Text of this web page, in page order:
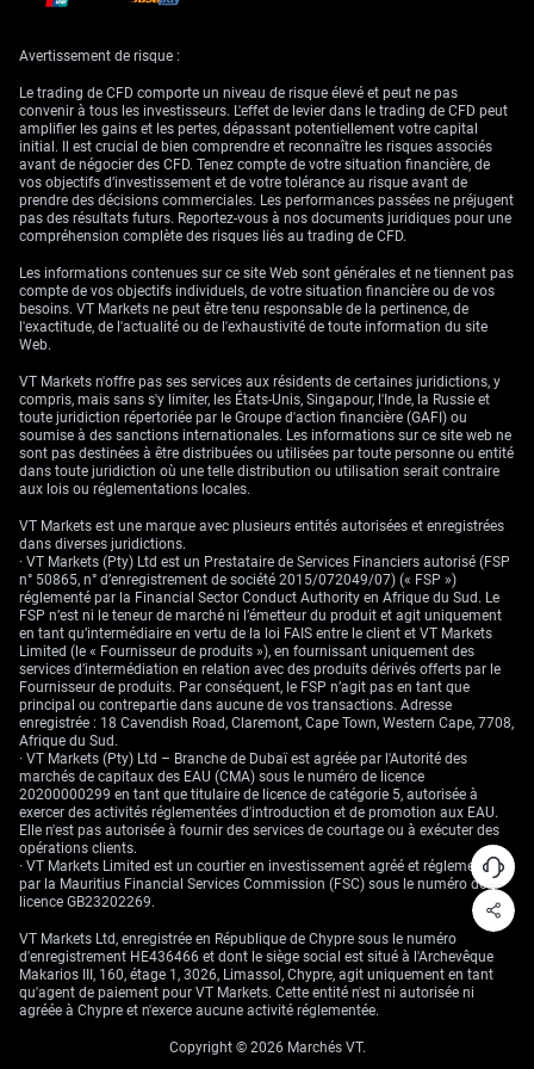
fin juillet seraient idéales pour capter ce potentiel mouvement
de courte durée. Alors que la dernière inflation en zone euro est
remontée à 2,7 %, les derniers chiffres du PMI manufacturier ont reculé à
45,6, signalant une faiblesse de l’activité. Cela contraste avec une
économie américaine plus résiliente, où la Fed est attendue sur une
politique de taux plus élevés pendant plus longtemps, ce qui devrait, in
fine, soutenir le dollar.
Les responsables de la BCE signalent également de la prudence,
affirmant qu’il n’y a « pas besoin » de changements de politique menés
swaps indexés au jour le jour (OIS) indiquent désormais une probabilité
inférieure à 50 % d’une seule baisse de taux d’ici fin 2026. Dès lors, tout
regain de tonalité « hawkish » à l’occasion de la conférence de Sintra ne
devrait offrir qu’un soutien éphémère à l’euro.
Avertissement de risque :
Le trading de CFD comporte un niveau de risque élevé et peut ne pas
convenir à tous les investisseurs. L'effet de levier dans le trading de CFD peut
amplifier les gains et les pertes, dépassant potentiellement votre capital
initial. Il est crucial de bien comprendre et reconnaître les risques associés
avant de négocier des CFD. Tenez compte de votre situation financière, de
vos objectifs d’investissement et de votre tolérance au risque avant de
prendre des décisions commerciales. Les performances passées ne préjugent
pas des résultats futurs. Reportez-vous à nos documents juridiques pour une
compréhension complète des risques liés au trading de CFD.
Les informations contenues sur ce site Web sont générales et ne tiennent pas
compte de vos objectifs individuels, de votre situation financière ou de vos
besoins. VT Markets ne peut être tenu responsable de la pertinence, de
l'exactitude, de l'actualité ou de l'exhaustivité de toute information du site
Web.
VT Markets n'offre pas ses services aux résidents de certaines juridictions, y
compris, mais sans s'y limiter, les États-Unis, Singapour, l'Inde, la Russie et
toute juridiction répertoriée par le Groupe d'action financière (GAFI) ou
soumise à des sanctions internationales. Les informations sur ce site web ne
sont pas destinées à être distribuées ou utilisées par toute personne ou entité
dans toute juridiction où une telle distribution ou utilisation serait contraire
aux lois ou réglementations locales.
VT Markets est une marque avec plusieurs entités autorisées et enregistrées
dans diverses juridictions.
· VT Markets (Pty) Ltd est un Prestataire de Services Financiers autorisé (FSP
n° 50865, n° d’enregistrement de société 2015/072049/07) (« FSP »)
réglementé par la Financial Sector Conduct Authority en Afrique du Sud. Le
FSP n’est ni le teneur de marché ni l’émetteur du produit et agit uniquement
en tant qu’intermédiaire en vertu de la loi FAIS entre le client et VT Markets
Limited (le « Fournisseur de produits »), en fournissant uniquement des
services d’intermédiation en relation avec des produits dérivés offerts par le
Fournisseur de produits. Par conséquent, le FSP n’agit pas en tant que
principal ou contrepartie dans aucune de vos transactions. Adresse
enregistrée : 18 Cavendish Road, Claremont, Cape Town, Western Cape, 7708,
Afrique du Sud.
· VT Markets (Pty) Ltd – Branche de Dubaï est agréée par l'Autorité des
marchés de capitaux des EAU (CMA) sous le numéro de licence
20200000299 en tant que titulaire de licence de catégorie 5, autorisée à
exercer des activités réglementées d'introduction et de promotion aux EAU.
Elle n'est pas autorisée à fournir des services de courtage ou à exécuter des
opérations clients.
· VT Markets Limited est un courtier en investissement agréé et réglementé
par la Mauritius Financial Services Commission (FSC) sous le numéro de
licence GB23202269.
VT Markets Ltd, enregistrée en République de Chypre sous le numéro
d'enregistrement HE436466 et dont le siège social est situé à l'Archevêque
Makarios III, 160, étage 1, 3026, Limassol, Chypre, agit uniquement en tant
qu'agent de paiement pour VT Markets. Cette entité n'est ni autorisée ni
agréée à Chypre et n'exerce aucune activité réglementée.
Copyright © 2026 Marchés VT.